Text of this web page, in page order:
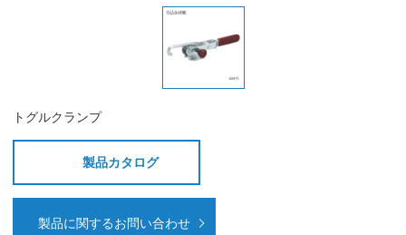
トグルクランプ
製品カタログ
製品に関するお問い合わせ